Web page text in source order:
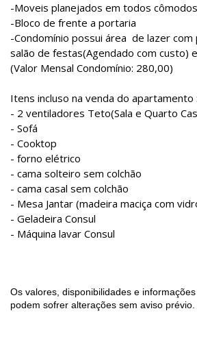
-Moveis planejados em todos cômodos
-Bloco de frente a portaria
-Condomínio possui área de lazer com
salão de festas(Agendado com custo)
(Valor Mensal Condomínio: 280,00)
Itens incluso na venda do apartamento :
- 2 ventiladores Teto(Sala e Quarto
- Sofá
- Cooktop
- forno elétrico
- cama solteiro sem colchão
- cama casal sem colchão
- Mesa Jantar (madeira maciça com
- Geladeira Consul
- Máquina lavar Consul
Os valores, disponibilidades e
podem sofrer alterações sem aviso prévio.